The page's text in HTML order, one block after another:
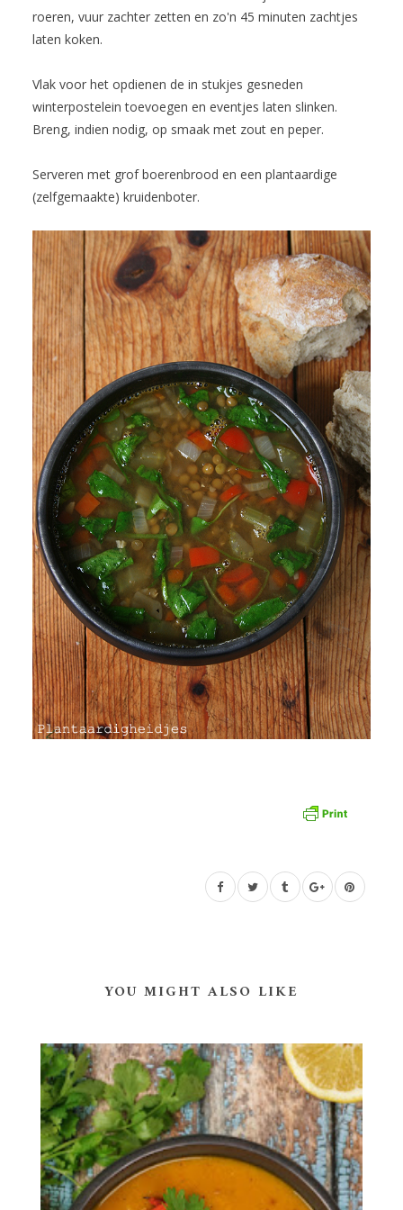
roeren, vuur zachter zetten en zo'n 45 minuten zachtjes
laten koken.
Vlak voor het opdienen de in stukjes gesneden
winterpostelein toevoegen en eventjes laten slinken.
Breng, indien nodig, op smaak met zout en peper.
Serveren met grof boerenbrood en een plantaardige
(zelfgemaakte) kruidenboter.
YOU MIGHT ALSO LIKE